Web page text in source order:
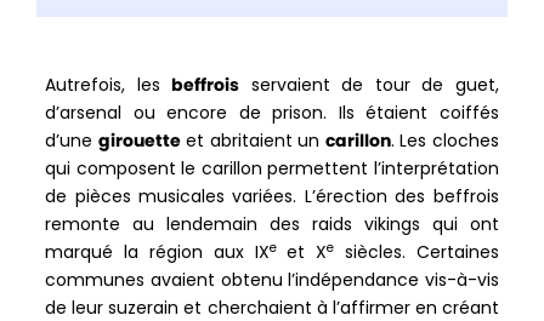
Autrefois, lesbeffrois servaient de tour de guet,
d’arsenal ou encore de prison. Ils étaient coiffés
d’une girouetteet abritaient un carillon. Les cloches
qui composent le carillon permettent l’interprétation
de pièces musicales variées. L’érection des beffrois
remonte au lendemain des raids vikings qui ont
marqué la région aux IXeet Xe siècles. Certaines
communes avaient obtenu l’indépendance vis-à-vis
de leur suzerain et cherchaient à l’affirmer en créant